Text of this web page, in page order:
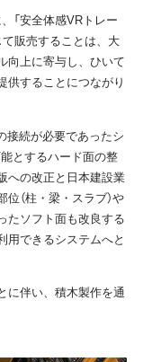
「安全体感VRトレー
販売することは、大
向上に寄与し、ひいて
供することにつながり
接続が必要であったシ
とするハード面の整
への改正と日本建設業
（柱・梁・スラブ）や
たソフト面も改良する
用できるシステムへと
に伴い、積木製作を通